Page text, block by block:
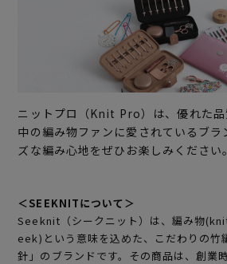
ニットプロ（Knit Pro）は、優れた品
中の編み物ファンに愛されているブラ
ズな編み心地をぜひお楽しみください。
＜SEEKNITについて＞
Seeknit（シークニット）は、編み物
eek)という意味を込めた、こだわりの竹
針」のブランドです。その商品は、創業